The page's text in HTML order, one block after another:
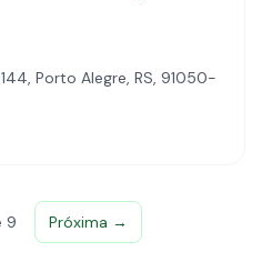
Porto Alegre, RS, 91050-
9 Próxima →